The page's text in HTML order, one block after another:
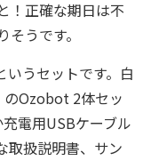
！正確な期日は不
うです。
うセットです。白
Ozobot 2体セッ
電用USBケーブル
取扱説明書、サン